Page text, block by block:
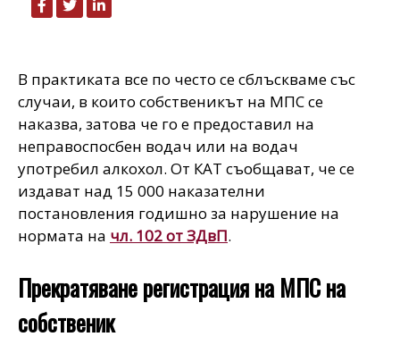
В практиката все по често се сблъскваме със
случаи, в които собственикът на МПС се
наказва, затова че го е предоставил на
неправоспосбен водач или на водач
употребил алкохол. От КАТ съобщават, че се
издават над 15 000 наказателни
постановления годишно за нарушение на
нормата на чл. 102 от ЗДвП.
Прекратяване регистрация на МПС на
собственик